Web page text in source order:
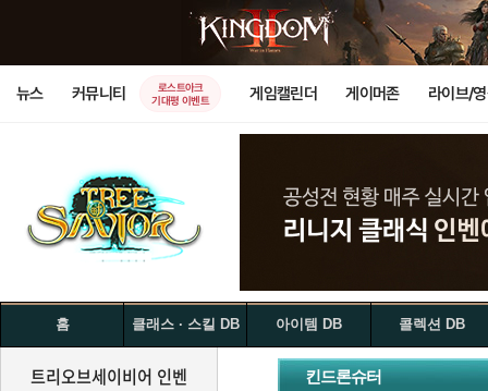
뉴스 커뮤니티
로스트아크
기대평 이벤트
게임캘린더 게이머존 라이브/
홈 클래스 · 스킬 DB 아이템 DB 콜렉션 DB
트리오브세이비어 인벤 킨드론슈터